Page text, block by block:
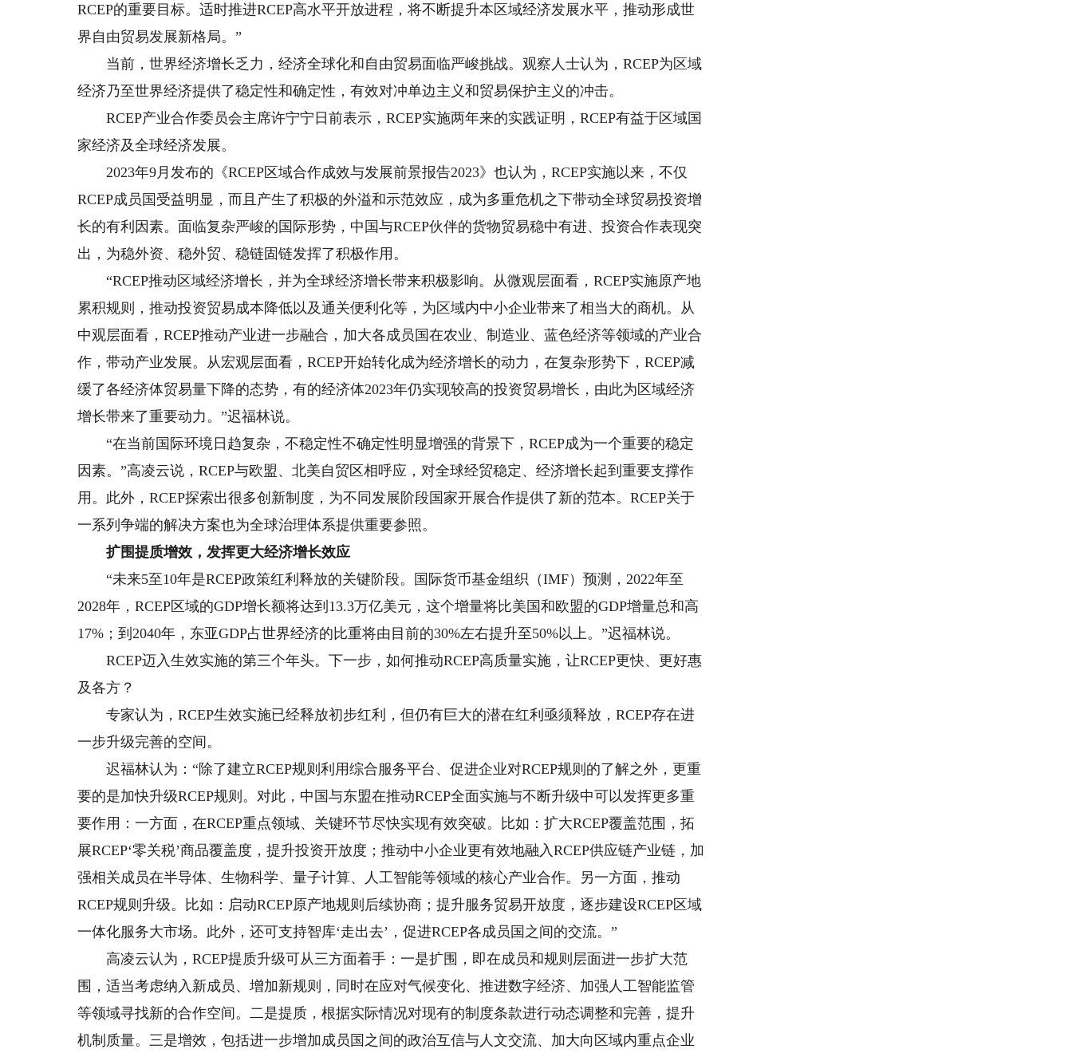
RCEP的重要目标。适时推进RCEP高水平开放进程，将不断提升本区域经济发展水平，推动形成世
界自由贸易发展新格局。”
当前，世界经济增长乏力，经济全球化和自由贸易面临严峻挑战。观察人士认为，RCEP为区域
经济乃至世界经济提供了稳定性和确定性，有效对冲单边主义和贸易保护主义的冲击。
RCEP产业合作委员会主席许宁宁日前表示，RCEP实施两年来的实践证明，RCEP有益于区域国
家经济及全球经济发展。
2023年9月发布的《RCEP区域合作成效与发展前景报告2023》也认为，RCEP实施以来，不仅
RCEP成员国受益明显，而且产生了积极的外溢和示范效应，成为多重危机之下带动全球贸易投资增
长的有利因素。面临复杂严峻的国际形势，中国与RCEP伙伴的货物贸易稳中有进、投资合作表现突
出，为稳外资、稳外贸、稳链固链发挥了积极作用。
“RCEP推动区域经济增长，并为全球经济增长带来积极影响。从微观层面看，RCEP实施原产地
累积规则，推动投资贸易成本降低以及通关便利化等，为区域内中小企业带来了相当大的商机。从
中观层面看，RCEP推动产业进一步融合，加大各成员国在农业、制造业、蓝色经济等领域的产业合
作，带动产业发展。从宏观层面看，RCEP开始转化成为经济增长的动力，在复杂形势下，RCEP减
缓了各经济体贸易量下降的态势，有的经济体2023年仍实现较高的投资贸易增长，由此为区域经济
增长带来了重要动力。”迟福林说。
“在当前国际环境日趋复杂，不稳定性不确定性明显增强的背景下，RCEP成为一个重要的稳定
因素。”高凌云说，RCEP与欧盟、北美自贸区相呼应，对全球经贸稳定、经济增长起到重要支撑作
用。此外，RCEP探索出很多创新制度，为不同发展阶段国家开展合作提供了新的范本。RCEP关于
一系列争端的解决方案也为全球治理体系提供重要参照。
扩围提质增效，发挥更大经济增长效应
“未来5至10年是RCEP政策红利释放的关键阶段。国际货币基金组织（IMF）预测，2022年至
2028年，RCEP区域的GDP增长额将达到13.3万亿美元，这个增量将比美国和欧盟的GDP增量总和高
17%；到2040年，东亚GDP占世界经济的比重将由目前的30%左右提升至50%以上。”迟福林说。
RCEP迈入生效实施的第三个年头。下一步，如何推动RCEP高质量实施，让RCEP更快、更好惠
及各方？
专家认为，RCEP生效实施已经释放初步红利，但仍有巨大的潜在红利亟须释放，RCEP存在进
一步升级完善的空间。
迟福林认为：“除了建立RCEP规则利用综合服务平台、促进企业对RCEP规则的了解之外，更重
要的是加快升级RCEP规则。对此，中国与东盟在推动RCEP全面实施与不断升级中可以发挥更多重
要作用：一方面，在RCEP重点领域、关键环节尽快实现有效突破。比如：扩大RCEP覆盖范围，拓
展RCEP‘零关税’商品覆盖度，提升投资开放度；推动中小企业更有效地融入RCEP供应链产业链，加
强相关成员在半导体、生物科学、量子计算、人工智能等领域的核心产业合作。另一方面，推动
RCEP规则升级。比如：启动RCEP原产地规则后续协商；提升服务贸易开放度，逐步建设RCEP区域
一体化服务大市场。此外，还可支持智库‘走出去’，促进RCEP各成员国之间的交流。”
高凌云认为，RCEP提质升级可从三方面着手：一是扩围，即在成员和规则层面进一步扩大范
围，适当考虑纳入新成员、增加新规则，同时在应对气候变化、推进数字经济、加强人工智能监管
等领域寻找新的合作空间。二是提质，根据实际情况对现有的制度条款进行动态调整和完善，提升
机制质量。三是增效，包括进一步增加成员国之间的政治互信与人文交流、加大向区域内重点企业